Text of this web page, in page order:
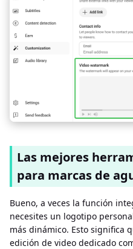
Las mejores
para marcas de
Bueno, a veces la función
necesites un logotipo
más dinámico. Esto significa
edición de video dedicado